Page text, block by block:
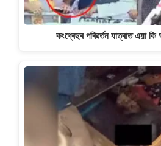
কংগ্ৰেছৰ পৰিৱৰ্তন যাত্ৰাত এয়া